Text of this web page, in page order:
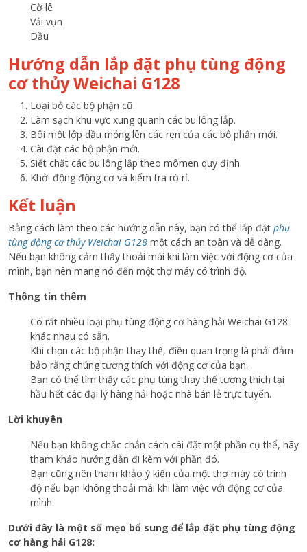
Cờ lê
Vải vụn
Dầu
Hướng dẫn lắp đặt phụ tùng động
cơ thủy Weichai G128
Loại bỏ các bộ phận cũ.
Làm sạch khu vực xung quanh các bu lông lắp.
Bôi một lớp dầu mỏng lên các ren của các bộ phận mới.
Cài đặt các bộ phận mới.
Siết chặt các bu lông lắp theo mômen quy định.
Khởi động động cơ và kiểm tra rò rỉ.
Kết luận
Bằng cách làm theo các hướng dẫn này, bạn có thể lắp đặt phụ
tùng động cơ thủy Weichai G128 một cách an toàn và dễ dàng.
Nếu bạn không cảm thấy thoải mái khi làm việc với động cơ của
mình, bạn nên mang nó đến một thợ máy có trình độ.
Thông tin thêm
Có rất nhiều loại phụ tùng động cơ hàng hải Weichai G128
khác nhau có sẵn.
Khi chọn các bộ phận thay thế, điều quan trọng là phải đảm
bảo rằng chúng tương thích với động cơ của bạn.
Bạn có thể tìm thấy các phụ tùng thay thế tương thích tại
hầu hết các đại lý hàng hải hoặc nhà bán lẻ trực tuyến.
Lời khuyên
Nếu bạn không chắc chắn cách cài đặt một phần cụ thể, hãy
tham khảo hướng dẫn đi kèm với phần đó.
Bạn cũng nên tham khảo ý kiến ​​của một thợ máy có trình
độ nếu bạn không thoải mái khi làm việc với động cơ của
mình.
Dưới đây là một số mẹo bổ sung để lắp đặt phụ tùng động
cơ hàng hải G128: